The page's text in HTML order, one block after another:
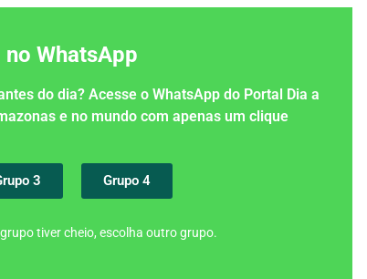
WhatsApp
do dia? Acesse o WhatsApp do Portal Dia a
e no mundo com apenas um clique
3 Grupo 4
tiver cheio, escolha outro grupo.